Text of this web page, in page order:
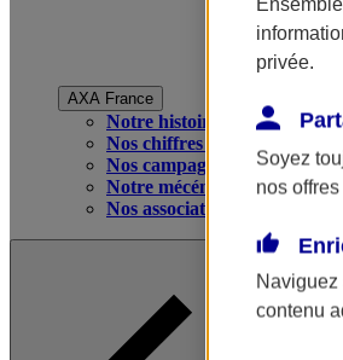
AXA France
Notre histoire
Nos chiffres clés
Nos campagnes publicitaires
Notre mécénat
Nos associations
privée.
Soyez
nos
contenu